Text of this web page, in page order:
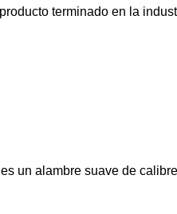
terminado en la
un alambre suave de